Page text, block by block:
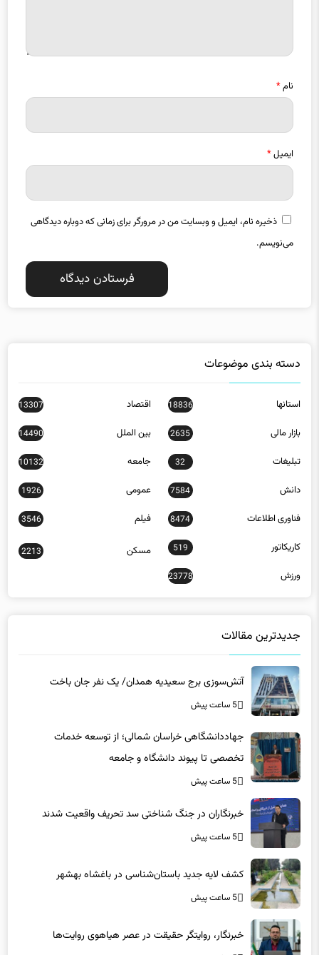
نام*
ایمیل*
ذخیره نام، ایمیل و وبسایت من در مرورگر برای زمانی که دوباره دیدگاهی
می‌نویسم.
دسته بندی موضوعات
استانها 18836 اقتصاد 13307
بازار مالی 2635 بین الملل 14490
تبلیغات 32 جامعه 10132
دانش 7584 عمومی 1926
فناوری اطلاعات 8474 فیلم 3546
کاریکاتور 519 مسکن 2213
ورزش 23778
جدیدترین مقالات
آتش‌سوزی برج سعیدیه همدان/ یک نفر جان باخت
5 ساعت پیش
جهاددانشگاهی خراسان شمالی؛ از توسعه خدمات
تخصصی تا پیوند دانشگاه و جامعه
5 ساعت پیش
خبرنگاران در جنگ شناختی سد تحریف واقعیت شدند
5 ساعت پیش
کشف لایه جدید باستان‌شناسی در باغشاه بهشهر
5 ساعت پیش
خبرنگار، روایتگر حقیقت در عصر هیاهوی روایت‌ها